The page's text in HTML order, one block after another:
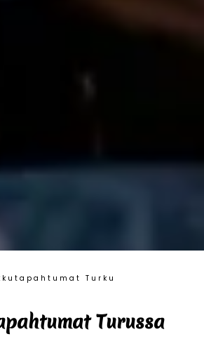
Turku
Turussa